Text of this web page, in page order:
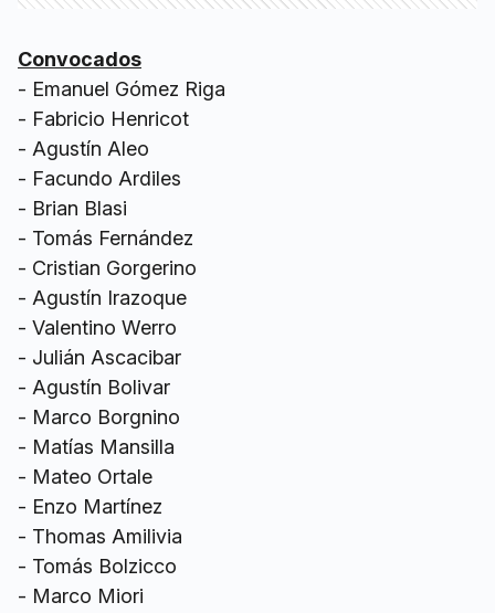
Convocados
- Emanuel Gómez Riga
- ⁠Fabricio Henricot
- ⁠Agustín Aleo
- ⁠Facundo Ardiles
- ⁠Brian Blasi
- ⁠Tomás Fernández
- ⁠Cristian Gorgerino
- ⁠Agustín Irazoque
- ⁠Valentino Werro
- ⁠Julián Ascacibar
- ⁠Agustín Bolivar
- ⁠Marco Borgnino
- ⁠Matías Mansilla
- Mateo Ortale
- ⁠Enzo Martínez
- ⁠Thomas Amilivia
- ⁠Tomás Bolzicco
- ⁠Marco Miori